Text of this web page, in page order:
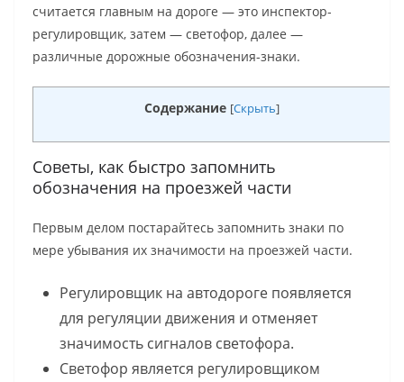
считается главным на дороге — это инспектор-
регулировщик, затем — светофор, далее —
различные дорожные обозначения-знаки.
Содержание [Скрыть]
Советы, как быстро запомнить
обозначения на проезжей части
Первым делом постарайтесь запомнить знаки по
мере убывания их значимости на проезжей части.
Регулировщик на автодороге появляется
для регуляции движения и отменяет
значимость сигналов светофора.
Светофор является регулировщиком